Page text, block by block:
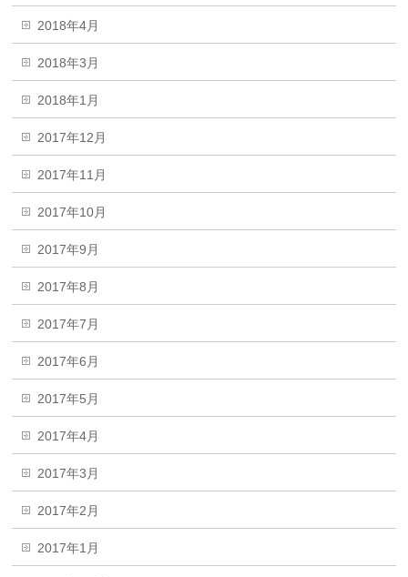
2018年4月
2018年3月
2018年1月
2017年12月
2017年11月
2017年10月
2017年9月
2017年8月
2017年7月
2017年6月
2017年5月
2017年4月
2017年3月
2017年2月
2017年1月